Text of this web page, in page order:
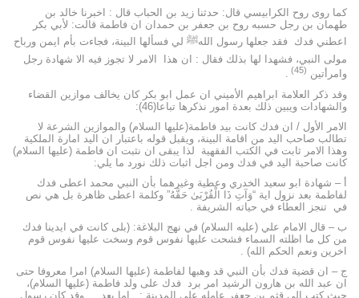
كما روى روح الكرابيسي قال: حدثنا زيد بن الحباب قال : اخبرنا خالد بن
طهمان بن رجل حسبه روح بن جعفر بن حمدان ان فاطمة قالت: لأبي بكر
اعطني فدك فقد جعلها رسول اللهﷺ لي فسألها البينة، فجاءت بأم ايمن ورباح
مولى النبي، فشهدا لها بذلك فقال : ان هذا الامر لا تجوز فيه الا شهادة رجل
وامرأتين (45)
.
وقد ذكر العلامة ابراهيم الأميني ان عمل ابو بكر كان يخالف موازين القضاء
والشهادات ويبين ذلك بعدة امور نذكرها تباعا(46):
الامر الأول / ان فدك كانت بيد فاطمة(عليها السلام) والموازين الشرعة لا
تطالب صاحب اليد من اقامة البينة، ويقبل قوله باعتبار ان اليد امارة الملكية
وهذا الامر ثابت في الكتب الفقهية لذا يبقى ان نثبت ان فاطمة (عليها السلام)
كانت صاحبة اليد في فدك ومن اجل اثبات ذلك نورد ما يلي:
أ – شهادة ابو سعيد الخدري وعطية وغيرهما بأن النبي محمد اعطى فدك
لفاطمة بعد نزول اية “وَآتِ ذَا الْقُرْبَىٰ حَقَّهُ” وكلمة اعطى ظاهرة بل هي نص
في تنجز العطاء في حياته الشريفة .
ب – قال الامام علي (عليه السلام) في نهج البلاغة: (بلى كانت في ايدينا فدك
من كل ما اظلته السماء فشحت عليها نفوس قوم وسخت عليها نفوس قوم
اخرين ونعم الحكم الله) .
ج – ان قضية فدك بأن النبي قد وهبها لفاطمة (عليها السلام) امرا معروفا حتى
ان عبد الله بن هارون الرشيد امر برد فدك على ولد فاطمة (عليها السلام)،
حيث كتب إلى قثم بن جعفر عامله على المدينة : اما بعد … وقد كان رسول